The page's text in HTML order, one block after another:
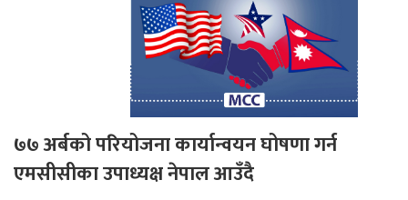
७७ अर्बको परियोजना कार्यान्वयन घोषणा गर्न
एमसीसीका उपाध्यक्ष नेपाल आउँदै